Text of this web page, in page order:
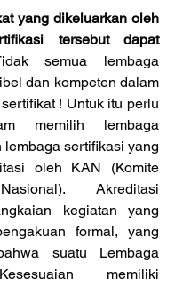
yang dikeluarkan oleh
tersebut dapat
semua lembaga
dan kompeten dalam
! Untuk itu perlu
memilih lembaga
lembaga sertifikasi yang
oleh KAN (Komite
Akreditasi
kegiatan yang
formal, yang
suatu Lembaga
memiliki